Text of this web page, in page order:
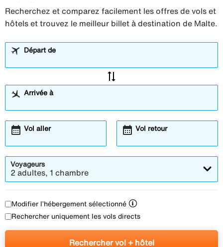
Recherchez et comparez facilement les offres de vols et
hôtels et trouvez le meilleur billet à destination de Malte.
Départ de
sync_alt
Arrivée à
Vol aller
calendar_month Vol retour
calendar_month
Voyageurs
2 adultes, 1 chambre
Modifier l’hébergement sélectionné
Rechercher uniquement les vols directs
Rechercher vol + hôtel